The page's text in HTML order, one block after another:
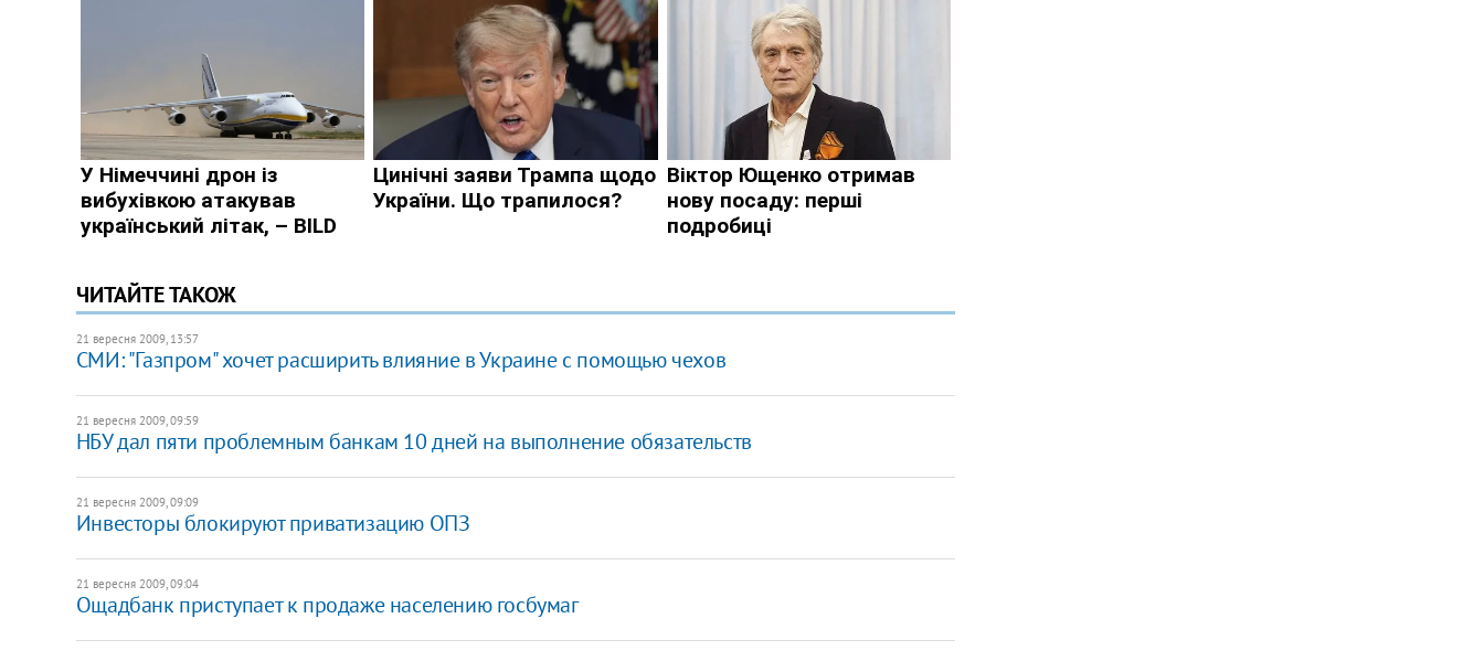
ЧИТАЙТЕ ТАКОЖ
21 вересня 2009, 13:57
СМИ: "Газпром" хочет расширить влияние в Украине с помощью чехов
21 вересня 2009, 09:59
НБУ дал пяти проблемным банкам 10 дней на выполнение обязательств
21 вересня 2009, 09:09
Инвесторы блокируют приватизацию ОПЗ
21 вересня 2009, 09:04
Ощадбанк приступает к продаже населению госбумаг